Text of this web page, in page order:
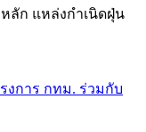
ลัก แหล่งกำเนิดฝุ่น